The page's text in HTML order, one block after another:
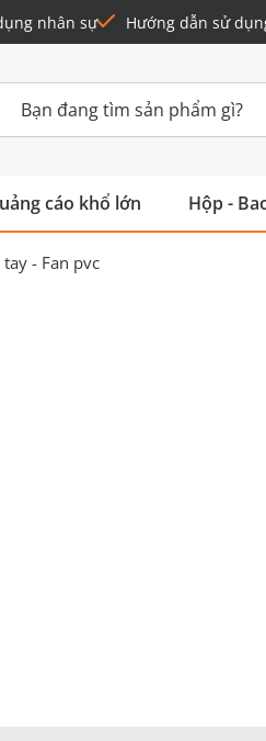
nhân sự Hướng dẫn sử
cáo khổ lớn Hộp -
- Fan pvc